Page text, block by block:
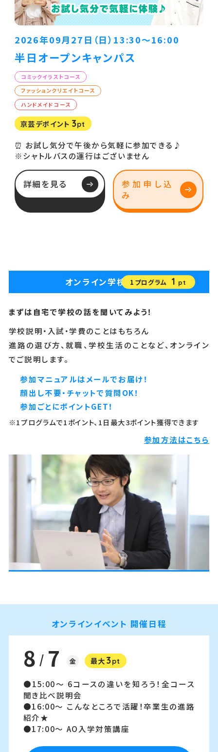
2026年09月27日（日）13:30〜16:00
半日オープンキャンパス
コミックイラストコース
ファッションクリエイトコース
ハンドメイドコース
京芸デポイント 3pt
⏰ お試し気分で午後から気軽に参加できる♪
※シャトルバスの運行はございません
詳細を見る
参加申し込
み
オンライン学校説明会
1プログラム 1 pt
まずは自宅で学校の話を聞いてみよう！
学校説明・入試・学費のことはもちろん
進路の選び方、就職、学校生活のことなど、オンライン
でご説明します。
参加マニュアルはメールでお届け！
顔出し不要・チャットで質問OK！
参加ごとにポイントGET！
※1プログラムで1ポイント、1日最大3ポイント獲得できます
参加方法はこちら
オンラインイベント 開催日程
8 / 7 金 最大 3pt
15:00～ 6コースの違いを知ろう！全コース
聞き比べ説明会
16:00～ こんなところで活躍！卒業生の進路
紹介★
17:00～ AO入学対策講座